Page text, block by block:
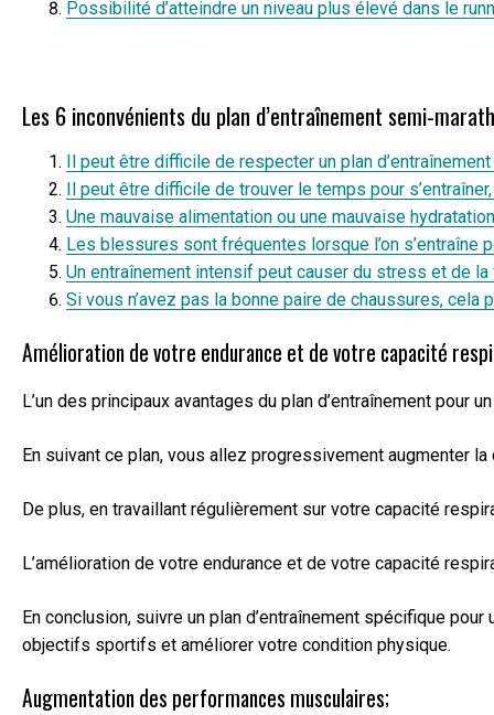
Possibilité d’atteindre un niveau plus élevé dans le
Les 6 inconvénients du plan d’entraînement semi-
Il peut être difficile de respecter un plan
Il peut être difficile de trouver le temps pour
Une mauvaise alimentation ou une mauvaise
Les blessures sont fréquentes lorsque l’on s’entraîne
Un entraînement intensif peut causer du stress et de
Si vous n’avez pas la bonne paire de chaussures,
Amélioration de votre endurance et de votre capacité
L’un des principaux avantages du plan d’entraînement pour
En suivant ce plan, vous allez progressivement augmenter
De plus, en travaillant régulièrement sur votre capacité
L’amélioration de votre endurance et de votre capacité
En conclusion, suivre un plan d’entraînement spécifique
objectifs sportifs et améliorer votre condition physique.
Augmentation des performances musculaires;